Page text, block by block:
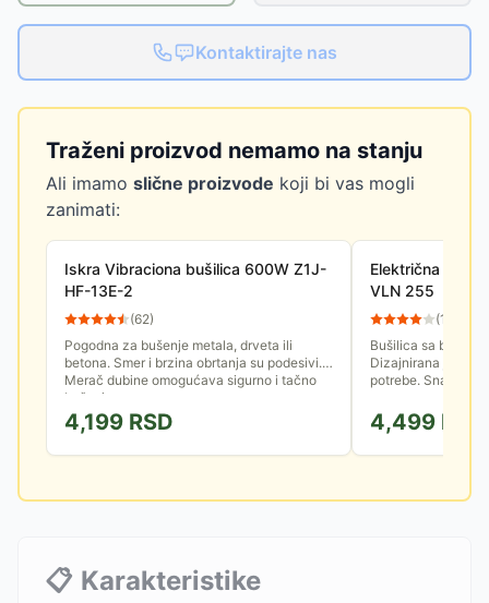
Kontaktirajte nas
Traženi proizvod nemamo na stanju
Ali imamo slične proizvode koji bi vas mogli
zanimati:
Iskra Vibraciona bušilica 600W Z1J-
HF-13E-2
(62)
Pogodna za bušenje metala, drveta ili
betona. Smer i brzina obrtanja su podesivi.
Merač dubine omogućava sigurno i tačno
bušenje.
4,199 RSD
Električna
VLN 255
(12
Bušilica sa
Dizajnirana je da
potrebe. Snaga
4,499 RSD
📋 Karakteristike